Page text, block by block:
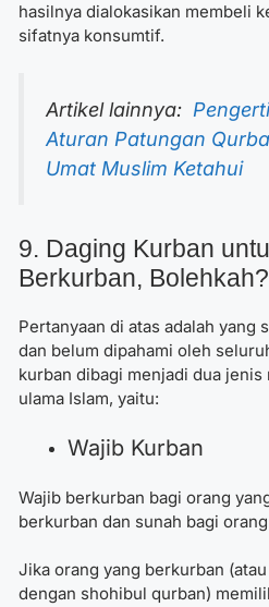
hasilnya dialokasikan membeli
sifatnya konsumtif.
Artikel lainnya:
Aturan Patungan
Umat Muslim Ketahui
9. Daging Kurban
Berkurban, Bolehkah?
Pertanyaan di atas adalah yang
dan belum dipahami oleh
kurban dibagi menjadi dua
ulama Islam, yaitu:
Wajib Kurban
Wajib berkurban bagi orang
berkurban dan sunah bagi
Jika orang yang berkurban
dengan shohibul qurban)